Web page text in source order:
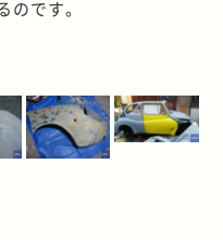
です。